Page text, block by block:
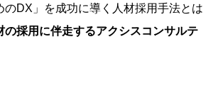
のDX」を成功に導く人材採用手法とは
の採用に伴走するアクシスコンサルテ